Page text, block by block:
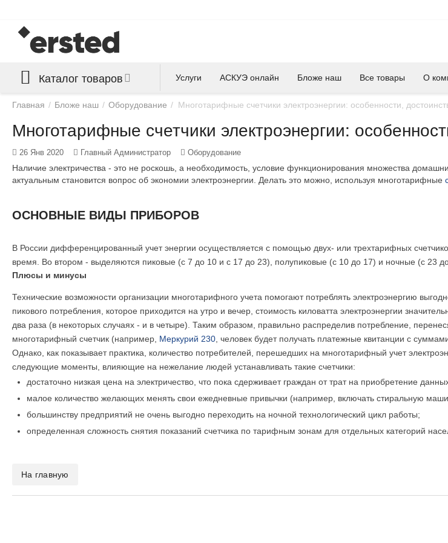
Каталог товаров Услуги АСКУЭ онлайн Бложе наш Все товары О
Главная / Бложе наш / Оборудование / Многотарифные счетчики электроэнергии: особенности,
Многотарифные счетчики электроэнергии:
26 Янв 2020 Главный Администратор Оборудование
Наличие электричества - это не роскошь, а необходимость, условие функционирования множества
актуальным становится вопрос об экономии электроэнергии. Делать это можно, используя многотарифные
ОСНОВНЫЕ ВИДЫ ПРИБОРОВ
В России дифференцированный учет энергии осуществляется с помощью двух- или трехтарифных
время. Во втором - выделяются пиковые (с 7 до 10 и с 17 до 23), полупиковые (с 10 до 17) и ночные (с 23
Плюсы и минусы
Технические возможности организации многотарифного учета помогают потреблять электроэнергию
пикового потребления, которое приходится на утро и вечер, стоимость киловатта электроэнергии
два раза (в некоторых случаях - и в четыре). Таким образом, правильно распределив потребление,
многотарифный счетчик (например, Меркурий 230 , человек будет получать платежные квитанции с
Однако, как показывает практика, количество потребителей, перешедших на многотарифный учет
следующие моменты, влияющие на нежелание людей устанавливать такие счетчики:
достаточно низкая цена на электричество, что пока сдерживает граждан от трат на приобретение
малое количество желающих менять свои ежедневные привычки (например, включать стиральную
большинству предприятий не очень выгодно переходить на ночной технологический цикл работы;
определенная сложность снятия показаний счетчика по тарифным зонам для отдельных категорий
На главную